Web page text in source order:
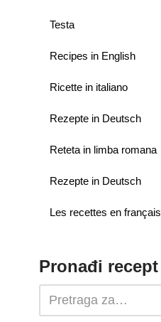
Testa
Recipes in English
Ricette in italiano
Rezepte in Deutsch
Reteta in limba romana
Rezepte in Deutsch
Les recettes en français
Pronađi recept